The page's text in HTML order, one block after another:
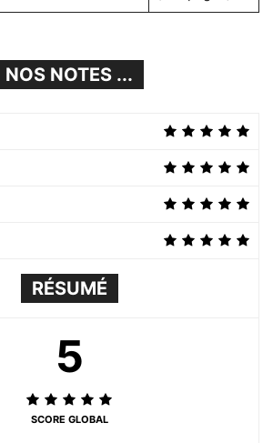
NOS NOTES ...
RÉSUMÉ
5
SCORE GLOBAL